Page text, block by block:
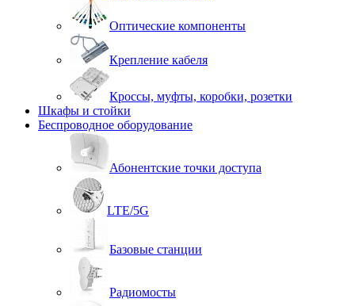
Оптические компоненты
Крепление кабеля
Кроссы, муфты, коробки, розетки
Шкафы и стойки
Беспроводное оборудование
Абонентские точки доступа
LTE/5G
Базовые станции
Радиомосты